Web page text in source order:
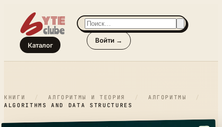
Каталог
Войти →
КНИГИ / АЛГОРИТМЫ И ТЕОРИЯ / АЛГОРИТМЫ
/
ALGORITHMS AND DATA STRUCTURES